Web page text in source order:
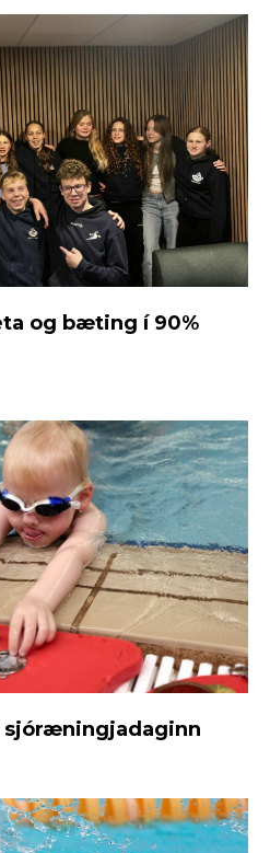
og bæting í 90%
sjóræningjadaginn